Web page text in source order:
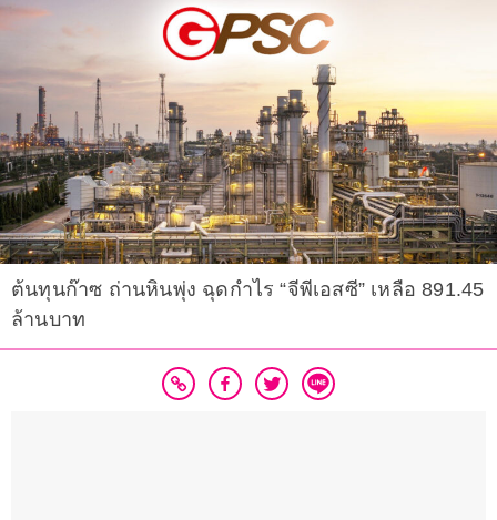
ต้นทุนก๊าซ ถ่านหินพุ่ง ฉุดกำไร “จีพีเอสซี” เหลือ 891.45
ล้านบาท